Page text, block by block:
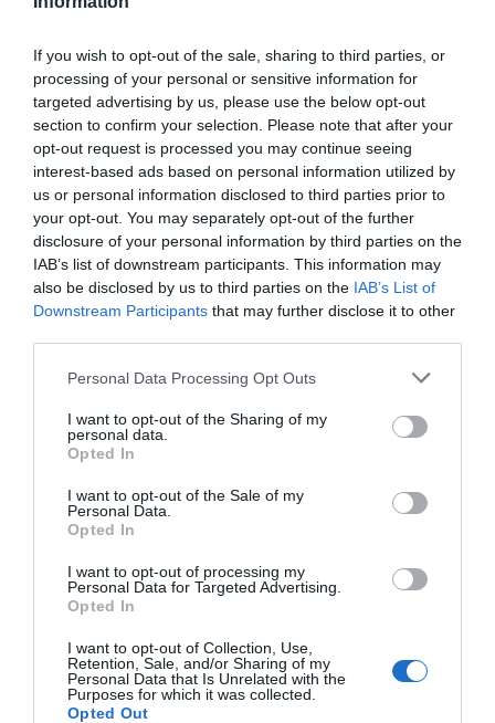
If you wish to opt-out of the sale, sharing to third parties, or
processing of your personal or sensitive information for
targeted advertising by us, please use the below opt-out
section to confirm your selection. Please note that after your
opt-out request is processed you may continue seeing
interest-based ads based on personal information utilized by
us or personal information disclosed to third parties prior to
your opt-out. You may separately opt-out of the further
disclosure of your personal information by third parties on the
IAB’s list of downstream participants. This information may
also be disclosed by us to third parties on the IAB’s List of
Downstream Participants that may further disclose it to other
Personal Data Processing Opt Outs
I want to opt-out of the Sharing of my
personal data.
Opted In
I want to opt-out of the Sale of my
Personal Data.
Opted In
I want to opt-out of processing my
Personal Data for Targeted Advertising.
Opted In
I want to opt-out of Collection, Use,
Retention, Sale, and/or Sharing of my
Personal Data that Is Unrelated with the
Purposes for which it was collected.
Opted Out
Las protagonistas del combate castellonense serán
Sònia Alejo, que sube al ring bajo el alias de 'La
medusa de la Plana Alta', yMage Arnal, conocida en
esta edición como 'La Miquinoria de la Marjal'. Ambas
autoras defenderán sus textos dramáticos, de treinta
minutos de duración, en un escenario transformado
en un ring de boxeo, con Pilar Martínez como maestra
El certamen, que reúne a ocho dramaturgos y
dramaturgas valencianos, reserva una dosis extra de
conocerán quiénes interpretarán sus textos hasta
apenas dos horas antes de la representación. A ello se
suma una condición creativa obligatoria para todos
los participantes: cada obra debe incorporar una frase
ganador de la pasada edición.